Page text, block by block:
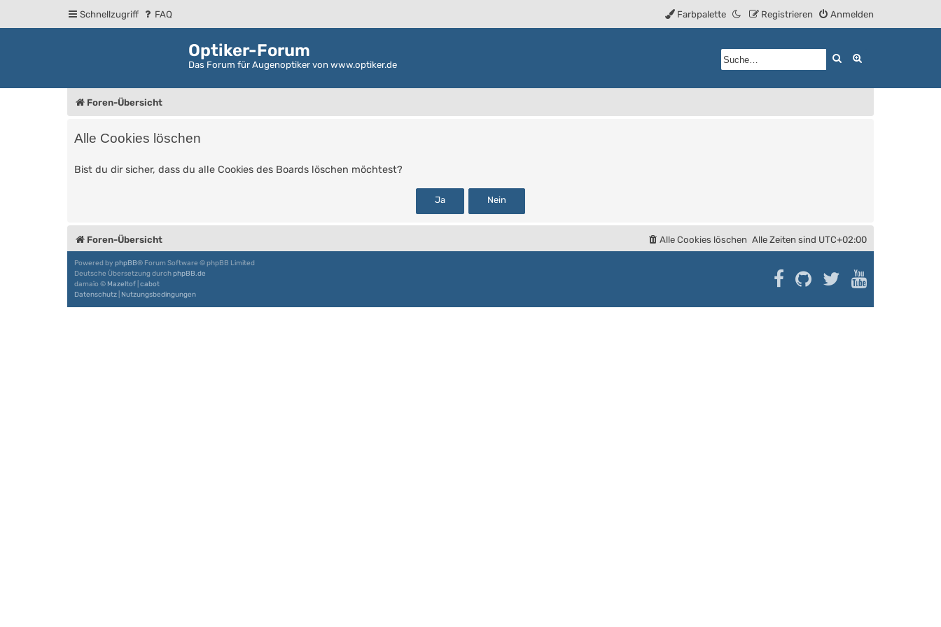
Schnellzugriff FAQ Anmelden
Registrieren
Farbpalette
Optiker-Forum
Das Forum für Augenoptiker von www.optiker.de
Suche
Foren-Übersicht
Alle Cookies löschen
Bist du dir sicher, dass du alle Cookies des Boards löschen möchtest?
Foren-Übersicht Alle Zeiten sind UTC+02:00
Alle Cookies löschen
Powered by phpBB® Forum Software © phpBB Limited
Deutsche Übersetzung durchphpBB.de
damaïo © Mazeltof cabot
Datenschutz Nutzungsbedingungen